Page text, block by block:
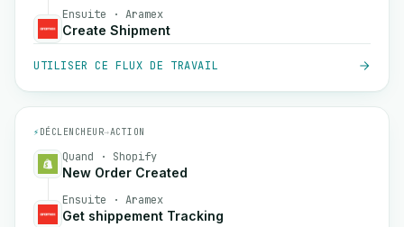
Ensuite · Aramex
Create Shipment
UTILISER CE FLUX DE TRAVAIL
⚡ DÉCLENCHEUR→ACTION
Quand · Shopify
New Order Created
Ensuite · Aramex
Get shippement Tracking